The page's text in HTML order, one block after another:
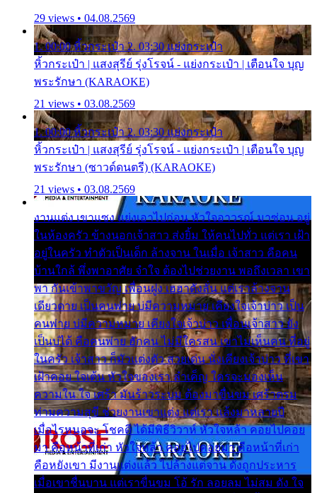
29 views • 04.08.2569
1. 00:00 หิ้วกระเป๋า 2. 03:30 แย่งกระเป๋า
หิ้วกระเป๋า | แสงสุรีย์ รุ่งโรจน์ - แย่งกระเป๋า | เตือนใจ บุญ
พระรักษา (KARAOKE)
21 views • 03.08.2569
1. 00:00 หิ้วกระเป๋า 2. 03:30 แย่งกระเป๋า
หิ้วกระเป๋า | แสงสุรีย์ รุ่งโรจน์ - แย่งกระเป๋า | เตือนใจ บุญ
พระรักษา (ซาวด์ดนตรี) (KARAOKE)
21 views • 03.08.2569
งานแต่ง เขาแซง แย่งเอาไปก่อน หัวใจอาวรณ์ มาซ่อน อยู่
ในห้องครัว ข้างนอกเจ้าสาว ส่งยิ้ม ให้คนไปทั่ว แต่เรา เฝ้า
อยู่ในครัว ทำตัวเป็นเด็ก ล้างจาน ในเมื่อ เจ้าสาว คือคน
บ้านใกล้ พึ่งพาอาศัย จำใจ ต้องไปช่วยงาน พอถึงเวลา เขา
พา กันเข้าพาขวัญ เพื่อนฝูง เฮฮาดังลั่น แต่เราล้างจาน
เดียวดาย เป็นคนพ่าย บ่มีความหมาย เคียงใจเจ้าบ่าว เป็น
คนพ่าย บ่มีความหมาย เคียงใจเจ้าบ่าว เพื่อนเจ้าสาว ยัง
เป็นบ่ได้ คือคนพ่าย ฮักคน ไม่มีใครสน เขาไม่เห็นคน ที่อยู่
ในครัว เจ้าสาว ก็มัวแต่งตัว สวยเด่น นั่งเคียงเจ้าบ่าว ที่เขา
เฝ้าคอย ใจเต้น หัวใจของเรา ลำเค็ญ ใครจะมองเห็น
ความใน ใจ เศร้า มันร้าวระบม ต้องมาขื่นขม เศร้าตรม
ท่ามความสุขี ช่วยงานเขาแต่ง แต่เรา แล้งมาหลายปี
เมื่อไรหนอจะ โชคดี ได้มีพิธีวิวาห์ หัวใจหล้า คอยไปคอย
มา คือหน้าที่เก่า หัวใจหล้า คอยไปคอยมา คือหน้าที่เก่า
คือหยังเขา มีงานแต่งแล้ว ไปล้างแต่จาน ดั่งถูกประหาร
เมื่อเขาชื่นบาน แต่เราขื่นขม โอ้ รัก ลอยลม ไม่สม ดัง ใจ